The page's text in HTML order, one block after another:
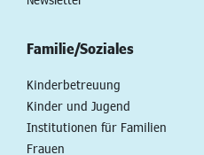
Familie/Soziales
Kinderbetreuung
Kinder und Jugend
Institutionen für Familien
Frauen